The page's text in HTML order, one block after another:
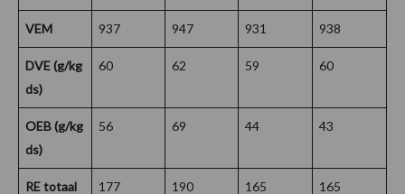
VEM 937 947 931 938
DVE (g/kg
ds)
60 62 59 60
OEB (g/kg
ds)
56 69 44 43
RE totaal
177 190 165 165